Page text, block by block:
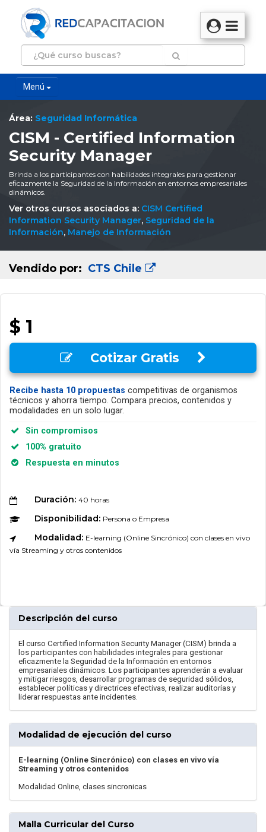
Menú
Área: Seguridad Informática
CISM - Certified Information
Security Manager
Brinda a los participantes con habilidades integrales para gestionar
eficazmente la Seguridad de la Información en entornos empresariales
dinámicos.
Ver otros cursos asociados a: CISM Certified
Information Security Manager, Seguridad de la
Información, Manejo de Información
Vendido por: CTS Chile
$ 1
Cotizar Gratis
Recibe hasta 10 propuestas competitivas de organismos
técnicos y ahorra tiempo. Compara precios, contenidos y
modalidades en un solo lugar.
Sin compromisos
100% gratuito
Respuesta en minutos
Duración: 40 horas
Disponibilidad: Persona o Empresa
Modalidad: E-learning (Online Sincrónico) con clases en vivo
vía Streaming y otros contenidos
Descripción del curso
El curso Certified Information Security Manager (CISM) brinda a
los participantes con habilidades integrales para gestionar
eficazmente la Seguridad de la Información en entornos
empresariales dinámicos. Los participantes aprenderán a evaluar
y mitigar riesgos, desarrollar programas de seguridad sólidos,
establecer políticas y directrices efectivas, realizar auditorías y
liderar respuestas ante incidentes.
Modalidad de ejecución del curso
E-learning (Online Sincrónico) con clases en vivo vía
Streaming y otros contenidos
Modalidad Online, clases sincronicas
Malla Curricular del Curso